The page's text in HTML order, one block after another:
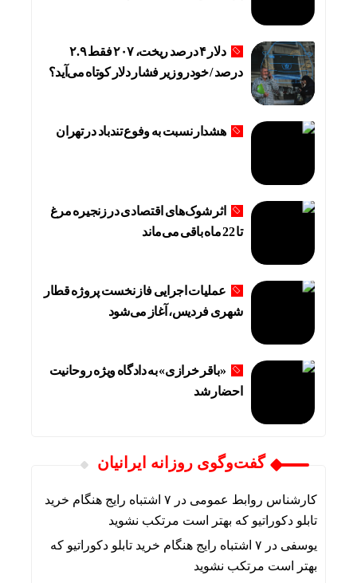
دلار ۴ درصد ریخت، ۲۰۷ فقط ۲.۹
درصد / خودرو زیر فشار دلار کوتاه می‌آید؟
هشدار نسبت به وفوع تندباد در تهران
اثر شوک‌های اقتصادی در زنجیره مرغ
تا 22 ماه باقی می‌ماند
عملیات اجرایی فاز نخست پروژه قطار
شهری فردیس، آغاز می‌شود
«باقر خرازی» به دادگاه ویژه روحانیت
احضار شد
گفت‌وگوی روزانه ایرانیان
کارشناس روابط عمومی در
۷ اشتباه رایج هنگام خرید
تابلو دکوراتیو که بهتر است مرتکب نشوید
یوسفی در
۷ اشتباه رایج هنگام خرید تابلو دکوراتیو که
بهتر است مرتکب نشوید